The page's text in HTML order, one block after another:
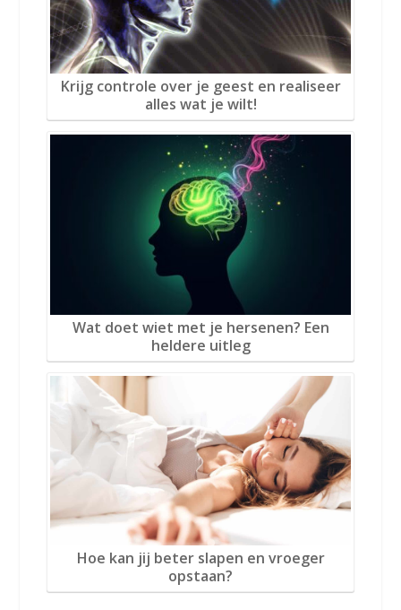
Krijg controle over je geest en realiseer
alles wat je wilt!
Wat doet wiet met je hersenen? Een
heldere uitleg
Hoe kan jij beter slapen en vroeger
opstaan?